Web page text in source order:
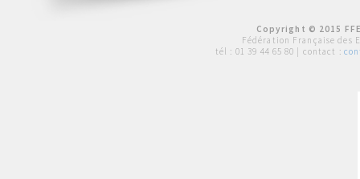
Copyright © 2015
Fédération Française des
tél : 01 39 44 65 80 | contact :